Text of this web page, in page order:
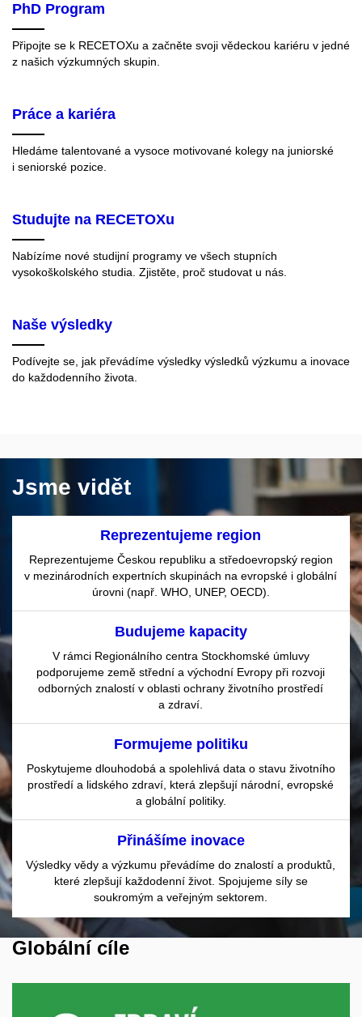
PhD Program
Připojte se k RECETOXu a začněte svoji vědeckou kariéru v jedné
z našich výzkumných skupin.
Práce a kariéra
Hledáme talentované a vysoce motivované kolegy na juniorské
i seniorské pozice.
Studujte na RECETOXu
Nabízíme nové studijní programy ve všech stupních
vysokoškolského studia. Zjistěte, proč studovat u nás.
Naše výsledky
Podívejte se, jak převádíme výsledky výsledků výzkumu a inovace
do každodenního života.
Jsme vidět
Reprezentujeme region
Reprezentujeme Českou republiku a středoevropský region
v mezinárodních expertních skupinách na evropské i globální
úrovni (např. WHO, UNEP, OECD).
Budujeme kapacity
V rámci Regionálního centra Stockhomské úmluvy
podporujeme země střední a východní Evropy při rozvoji
odborných znalostí v oblasti ochrany životního prostředí
a zdraví.
Formujeme politiku
Poskytujeme dlouhodobá a spolehlivá data o stavu životního
prostředí a lidského zdraví, která zlepšují národní, evropské
a globální politiky.
Přinášíme inovace
Výsledky vědy a výzkumu převádíme do znalostí a produktů,
které zlepšují každodenní život. Spojujeme síly se
soukromým a veřejným sektorem.
Globální cíle